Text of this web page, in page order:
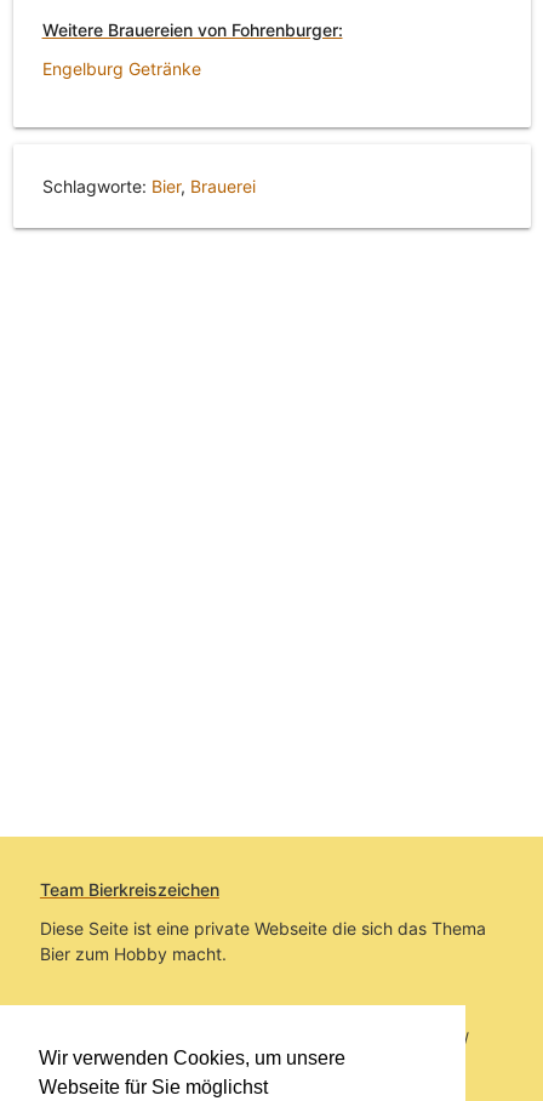
Wir verwenden Cookies, um unsere
Webseite für Sie möglichst
Weitere Brauereien von Fohrenburger:
Engelburg Getränke
Schlagworte: Bier, Brauerei
Team Bierkreiszeichen
Diese Seite ist eine private Webseite die sich das Thema
Bier zum Hobby macht.
Sie befinden sich auf https://www.bierkreiszeichen.at/
im Pfad:Übers Bier/Biersorten